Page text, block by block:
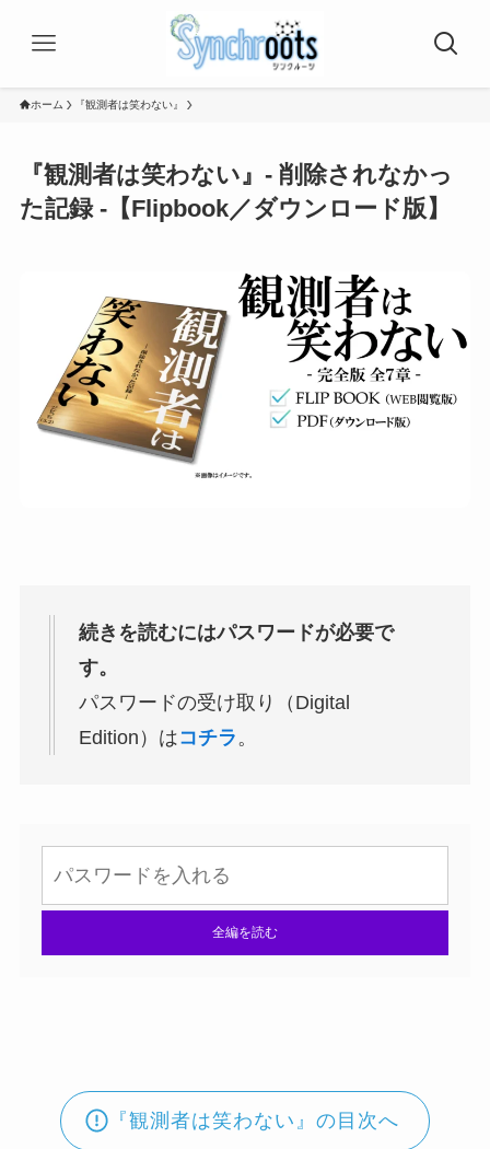
ホーム 『観測者は笑わない』
『観測者は笑わない』- 削除されなかっ
た記録 -【Flipbook／ダウンロード版】
続きを読むにはパスワードが必要で
す。
パスワードの受け取り（Digital
Edition）はコチラ。
全編を読む
『観測者は笑わない』の目次へ